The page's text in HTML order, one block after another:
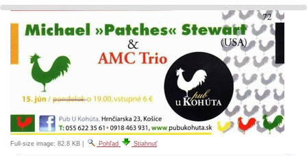
Full-size image: 82.8 KB Pohľad Stiahnuť